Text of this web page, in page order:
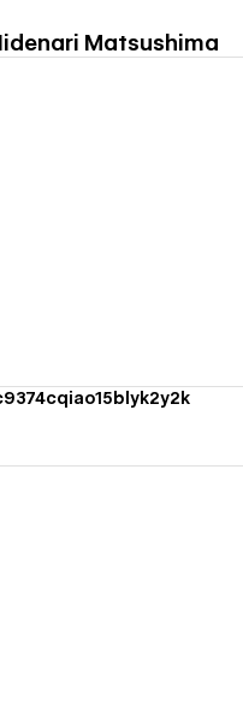
Matsushima